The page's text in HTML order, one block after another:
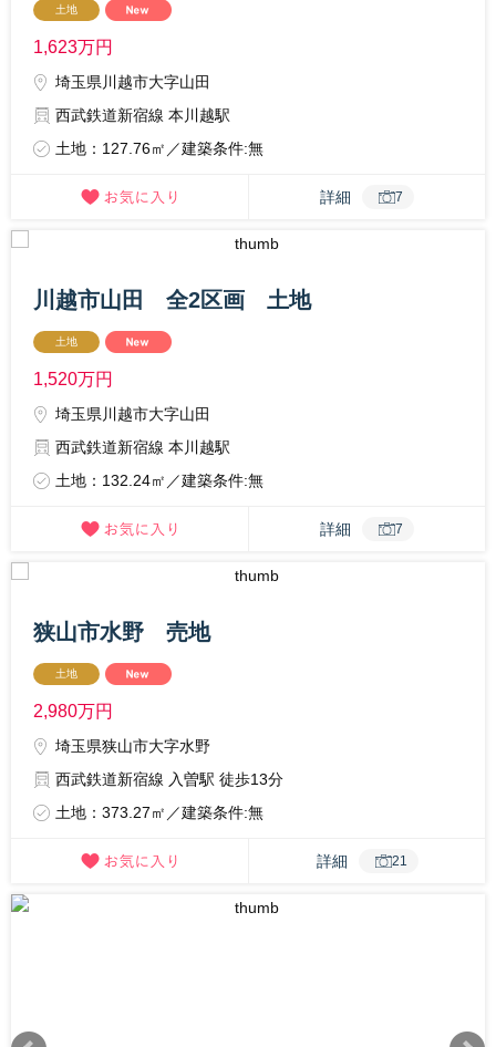
土地
1,623万円
埼玉県川越市大字山田
西武鉄道新宿線 本川越駅
土地：127.76㎡／建築条件:無
詳細 7
川越市山田 全2区画 土地
土地
1,520万円
埼玉県川越市大字山田
西武鉄道新宿線 本川越駅
土地：132.24㎡／建築条件:無
詳細 7
狭山市水野 売地
土地
2,980万円
埼玉県狭山市大字水野
西武鉄道新宿線 入曽駅 徒歩13分
土地：373.27㎡／建築条件:無
詳細 21